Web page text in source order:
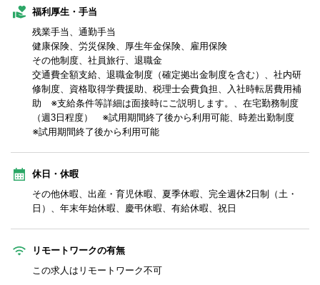
福利厚生・手当
残業手当、通勤手当
健康保険、労災保険、厚生年金保険、雇用保険
その他制度、社員旅行、退職金
交通費全額支給、退職金制度（確定拠出金制度を含む）、社内研
修制度、資格取得学費援助、税理士会費負担、入社時転居費用補
助 ※支給条件等詳細は面接時にご説明します。、在宅勤務制度
（週3日程度） ※試用期間終了後から利用可能、時差出勤制度
※試用期間終了後から利用可能
休日・休暇
その他休暇、出産・育児休暇、夏季休暇、完全週休2日制（土・
日）、年末年始休暇、慶弔休暇、有給休暇、祝日
リモートワークの有無
この求人はリモートワーク不可